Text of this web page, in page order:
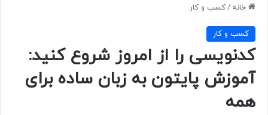
خانه /کسب و کار
کسب و کار
کدنویسی را از امروز شروع کنید:
آموزش پایتون به زبان ساده برای
همه